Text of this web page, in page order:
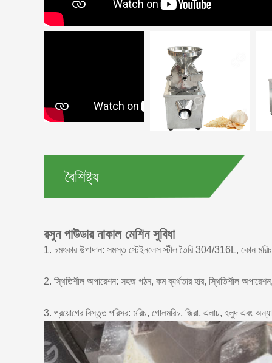
বৈশিষ্ট্য
রসুন পাউডার নাকাল মেশিন সুবিধা
1. চমৎকার উপাদান: সমস্ত স্টেইনলেস স্টীল তৈরি 304/316L, কোন
2. স্থিতিশীল অপারেশন: সহজ গঠন, কম ব্যর্থতার হার, স্থিতিশীল
3. প্রয়োগের বিস্তৃত পরিসর: মরিচ, গোলমরিচ, জিরা, এলাচ, হলুদ এবং